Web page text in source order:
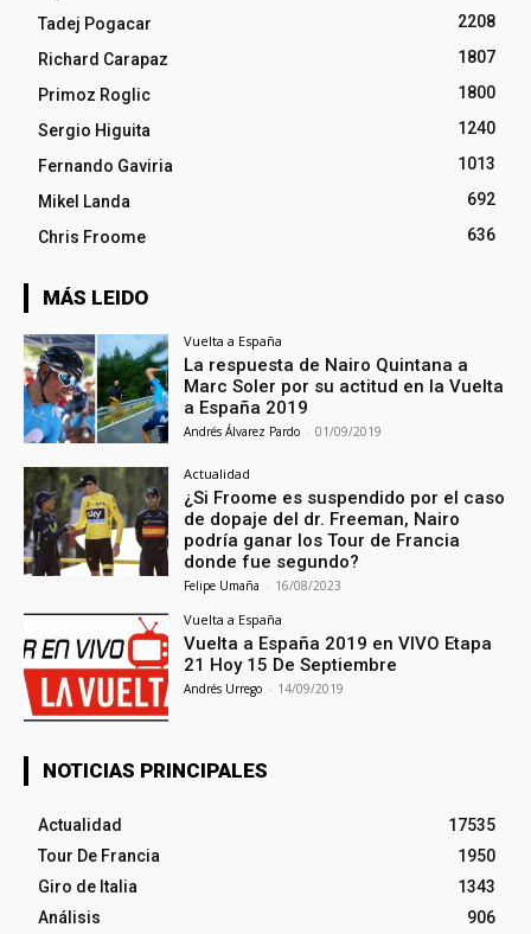
Tadej Pogacar
2208
Richard Carapaz
1807
Primoz Roglic
1800
Sergio Higuita
1240
Fernando Gaviria
1013
Mikel Landa
692
Chris Froome
636
MÁS LEIDO
Vuelta a España
La respuesta de Nairo Quintana a
Marc Soler por su actitud en la Vuelta
a España 2019
Andrés Álvarez Pardo - 01/09/2019
Actualidad
¿Si Froome es suspendido por el caso
de dopaje del dr. Freeman, Nairo
podría ganar los Tour de Francia
donde fue segundo?
Felipe Umaña - 16/08/2023
Vuelta a España
Vuelta a España 2019 en VIVO Etapa
21 Hoy 15 De Septiembre
Andrés Urrego - 14/09/2019
NOTICIAS PRINCIPALES
Actualidad
17535
Tour De Francia
1950
Giro de Italia
1343
Análisis
906